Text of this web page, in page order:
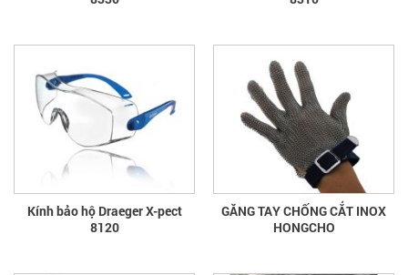
Kính bảo hộ Draeger X-pect
8120
GĂNG TAY CHỐNG CẮT INOX
HONGCHO